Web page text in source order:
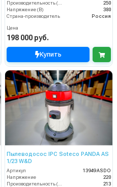
Производительность (л/ч)
250
Напряжение (В)
380
Страна-производитель
Россия
Цена
198 000 руб.
Купить
Пылеводосос IPC Soteco PANDA AS
1/23 W&D
Артикул
13949 ASDO
Напряжение
220
213